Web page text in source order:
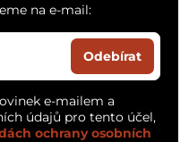
na e-mail:
Odebírat
e-mailem a
údajů pro tento účel,
ochrany osobních